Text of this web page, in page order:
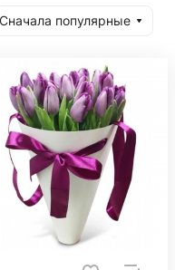
Сначала популярные